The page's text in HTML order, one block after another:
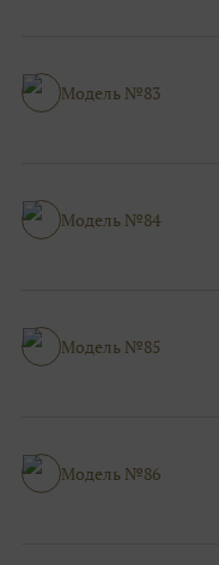
Модель №83
Модель №84
Модель №85
Модель №86